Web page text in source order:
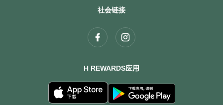
社会链接
H REWARDS应用